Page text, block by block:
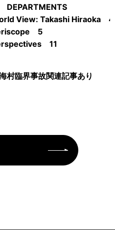
View: Takashi Hiraoka 4
5
11
村臨界事故関連記事あり